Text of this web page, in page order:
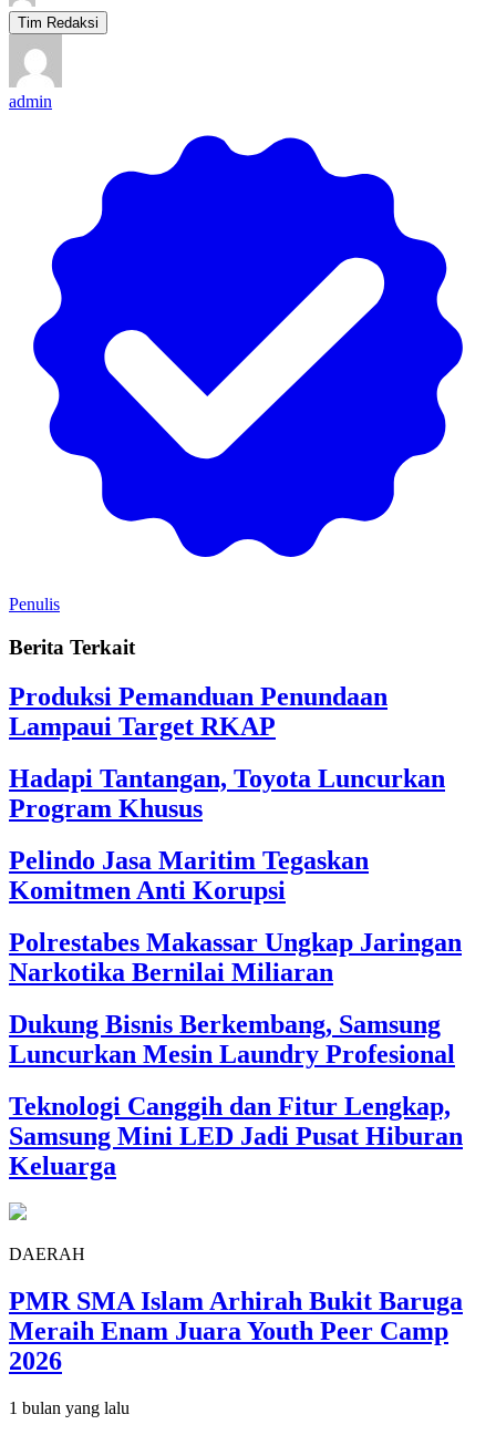
Tim Redaksi
admin
Penulis
Berita Terkait
Produksi Pemanduan Penundaan
Lampaui Target RKAP
Hadapi Tantangan, Toyota Luncurkan
Program Khusus
Pelindo Jasa Maritim Tegaskan
Komitmen Anti Korupsi
Polrestabes Makassar Ungkap Jaringan
Narkotika Bernilai Miliaran
Dukung Bisnis Berkembang, Samsung
Luncurkan Mesin Laundry Profesional
Teknologi Canggih dan Fitur Lengkap,
Samsung Mini LED Jadi Pusat Hiburan
Keluarga
DAERAH
PMR SMA Islam Arhirah Bukit Baruga
Meraih Enam Juara Youth Peer Camp
2026
1 bulan yang lalu